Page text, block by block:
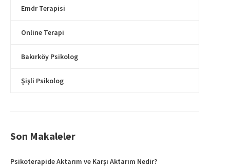
Emdr Terapisi
Online Terapi
Bakırköy Psikolog
Şişli Psikolog
Son Makaleler
Psikoterapide Aktarım ve Karşı Aktarım Nedir?